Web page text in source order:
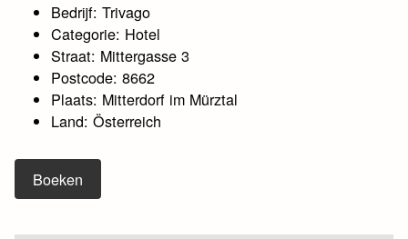
Bedrijf: Trivago
Categorie: Hotel
Straat: Mittergasse 3
Postcode: 8662
Plaats: Mitterdorf im Mürztal
Land: Österreich
Boeken